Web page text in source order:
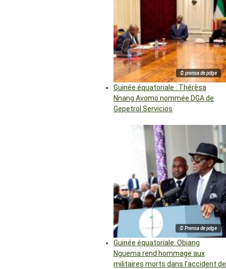
© prensa de pdge
Guinée équatoriale : Thérèsa
Nnang Avomo nommée DGA de
Gepetrol Servicios
© Prensa de pdge
Guinée équatoriale: Obiang
Nguema rend hommage aux
militaires morts dans l’accident de